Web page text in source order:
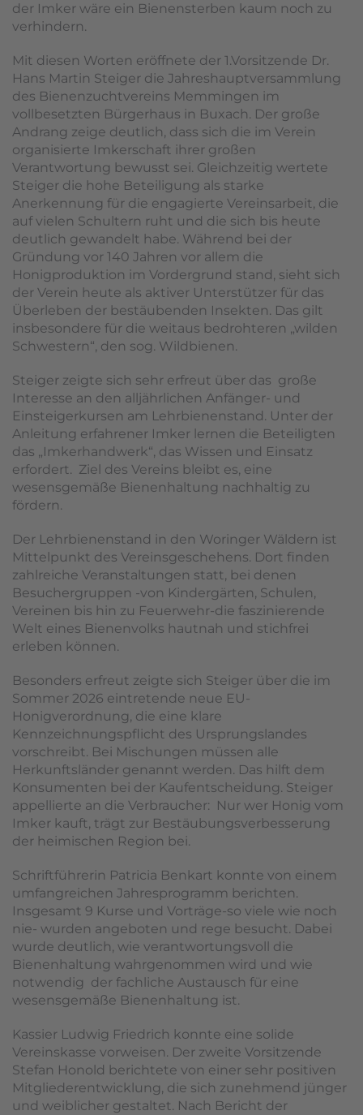
der Imker wäre ein Bienensterben kaum noch zu
verhindern.
Mit diesen Worten eröffnete der 1.Vorsitzende Dr.
Hans Martin Steiger die Jahreshauptversammlung
des Bienenzuchtvereins Memmingen im
vollbesetzten Bürgerhaus in Buxach. Der große
Andrang zeige deutlich, dass sich die im Verein
organisierte Imkerschaft ihrer großen
Verantwortung bewusst sei. Gleichzeitig wertete
Steiger die hohe Beteiligung als starke
Anerkennung für die engagierte Vereinsarbeit, die
auf vielen Schultern ruht und die sich bis heute
deutlich gewandelt habe. Während bei der
Gründung vor 140 Jahren vor allem die
Honigproduktion im Vordergrund stand, sieht sich
der Verein heute als aktiver Unterstützer für das
Überleben der bestäubenden Insekten. Das gilt
insbesondere für die weitaus bedrohteren „wilden
Schwestern“, den sog. Wildbienen.
Steiger zeigte sich sehr erfreut über das große
Interesse an den alljährlichen Anfänger- und
Einsteigerkursen am Lehrbienenstand. Unter der
Anleitung erfahrener Imker lernen die Beteiligten
das „Imkerhandwerk“, das Wissen und Einsatz
erfordert. Ziel des Vereins bleibt es, eine
wesensgemäße Bienenhaltung nachhaltig zu
fördern.
Der Lehrbienenstand in den Woringer Wäldern ist
Mittelpunkt des Vereinsgeschehens. Dort finden
zahlreiche Veranstaltungen statt, bei denen
Besuchergruppen -von Kindergärten, Schulen,
Vereinen bis hin zu Feuerwehr-die faszinierende
Welt eines Bienenvolks hautnah und stichfrei
erleben können.
Besonders erfreut zeigte sich Steiger über die im
Sommer 2026 eintretende neue EU-
Honigverordnung, die eine klare
Kennzeichnungspflicht des Ursprungslandes
vorschreibt. Bei Mischungen müssen alle
Herkunftsländer genannt werden. Das hilft dem
Konsumenten bei der Kaufentscheidung. Steiger
appellierte an die Verbraucher: Nur wer Honig vom
Imker kauft, trägt zur Bestäubungsverbesserung
der heimischen Region bei.
Schriftführerin Patricia Benkart konnte von einem
umfangreichen Jahresprogramm berichten.
Insgesamt 9 Kurse und Vorträge-so viele wie noch
nie- wurden angeboten und rege besucht. Dabei
wurde deutlich, wie verantwortungsvoll die
Bienenhaltung wahrgenommen wird und wie
notwendig der fachliche Austausch für eine
wesensgemäße Bienenhaltung ist.
Kassier Ludwig Friedrich konnte eine solide
Vereinskasse vorweisen. Der zweite Vorsitzende
Stefan Honold berichtete von einer sehr positiven
Mitgliederentwicklung, die sich zunehmend jünger
und weiblicher gestaltet. Nach Bericht der